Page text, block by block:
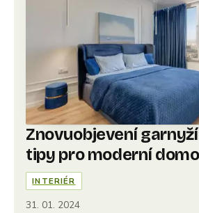
Znovuobjevení
tipy pro moderní
INTERIÉR
31. 01. 2024